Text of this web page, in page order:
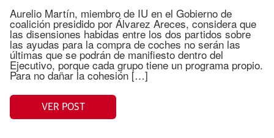
Aurelio Martín, miembro de IU en el Gobierno de
coalición presidido por Álvarez Areces, considera que
las disensiones habidas entre los dos partidos sobre
las ayudas para la compra de coches no serán las
últimas que se podrán de manifiesto dentro del
Ejecutivo, porque cada grupo tiene un programa propio.
Para no dañar la cohesión […]
VER POST